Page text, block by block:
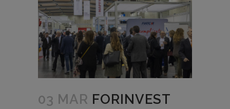
03 MAR FORINVEST